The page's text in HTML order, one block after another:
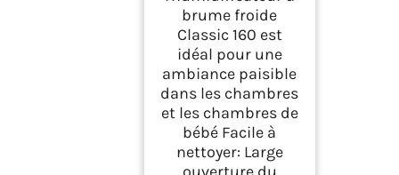
brume froide
Classic 160 est
idéal pour une
ambiance paisible
dans les chambres
et les chambres de
bébé Facile à
nettoyer: Large